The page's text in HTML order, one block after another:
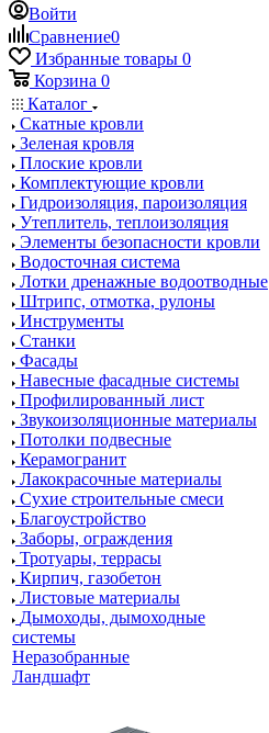
Войти
Сравнение0
Избранные товары 0
Корзина 0
Каталог
Скатные кровли
Зеленая кровля
Плоские кровли
Комплектующие кровли
Гидроизоляция, пароизоляция
Утеплитель, теплоизоляция
Элементы безопасности кровли
Водосточная система
Лотки дренажные водоотводные
Штрипс, отмотка, рулоны
Инструменты
Станки
Фасады
Навесные фасадные системы
Профилированный лист
Звукоизоляционные материалы
Потолки подвесные
Керамогранит
Лакокрасочные материалы
Сухие строительные смеси
Благоустройство
Заборы, ограждения
Тротуары, террасы
Кирпич, газобетон
Листовые материалы
Дымоходы, дымоходные
системы
Неразобранные
Ландшафт